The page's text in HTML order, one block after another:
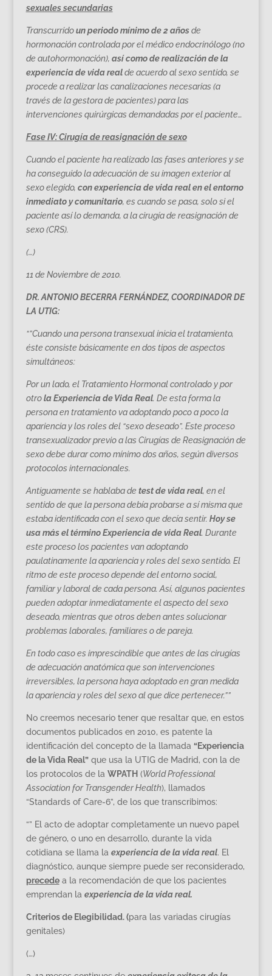
sexuales secundarias
Transcurridoun periodo mínimo de 2 años de
hormonación controlada por el médico endocrinólogo (no
de autohormonación), así como de realización de la
experiencia de vida realde acuerdo al sexo sentido, se
procede a realizar las canalizaciones necesarias (a
través de la gestora de pacientes) para las
intervenciones quirúrgicas demandadas por el paciente…
Fase IV: Cirugía de reasignación de sexo
Cuando el paciente ha realizado las fases anteriores y se
ha conseguido la adecuación de su imagen exterior al
sexo elegido, con experiencia de vida real en el entorno
inmediatoy comunitario, es cuando se pasa, solo si el
paciente así lo demanda, a la cirugía de reasignación de
sexo (CRS).
(…)
11 de Noviembre de 2010.
DR. ANTONIO BECERRA FERNÁNDEZ, COORDINADOR DE
LA UTIG:
“”Cuando una persona transexual inicia el tratamiento,
éste consiste básicamente en dos tipos de aspectos
simultáneos:
Por un lado, el Tratamiento Hormonal controlado y por
otrola Experienciade Vida Real. De esta forma la
persona en tratamiento va adoptando poco a poco la
apariencia y los roles del “sexo deseado”. Este proceso
transexualizador previo a las Cirugías de Reasignación de
sexo debe durar como mínimo dos años, según diversos
protocolos internacionales.
Antiguamente se hablaba de test de vida real, en el
sentido de que la persona debía probarse a sí misma que
estaba identificada con el sexo que decía sentir. Hoy se
usa más el término Experiencia de vida Real. Durante
este proceso los pacientes van adoptando
paulatinamente la apariencia y roles del sexo sentido. El
ritmo de este proceso depende del entorno social,
familiar y laboral de cada persona. Así, algunos pacientes
pueden adoptar inmediatamente el aspecto del sexo
deseado, mientras que otros deben antes solucionar
problemas laborales, familiares o de pareja.
En todo caso es imprescindible que antes de las cirugías
de adecuación anatómica que son intervenciones
irreversibles, la persona haya adoptado en gran medida
la apariencia y roles del sexo al que dice pertenecer.””
No creemos necesario tener que resaltar que, en estos
documentos publicados en 2010, es patente la
identificación del concepto de la llamada “Experiencia
de la Vida Real”que usa la UTIG de Madrid, con la de
los protocolos de la WPATH (World Professional
Association for Transgender Health), llamados
“Standards of Care-6”, de los que transcribimos:
“” El acto de adoptar completamente un nuevo papel
de género, o uno en desarrollo, durante la vida
cotidiana se llama la experiencia de la vida real. El
diagnóstico, aunque siempre puede ser reconsiderado,
precedea la recomendación de que los pacientes
emprendan la experiencia de la vida real.
Criterios de Elegibilidad. (para las variadas cirugías
genitales)
(…)